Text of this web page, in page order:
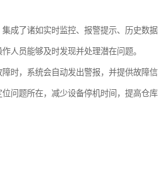
成了诸如实时监控、报警提示、历史数据
人员能够及时发现并处理潜在问题。
时，系统会自动发出警报，并提供故障信
问题所在，减少设备停机时间，提高仓库